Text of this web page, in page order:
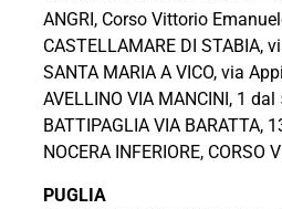
ANGRI, Corso Vittorio
CASTELLAMARE DI
SANTA MARIA A VICO, via
AVELLINO VIA
BATTIPAGLIA VIA BARATTA,
NOCERA INFERIORE,
PUGLIA